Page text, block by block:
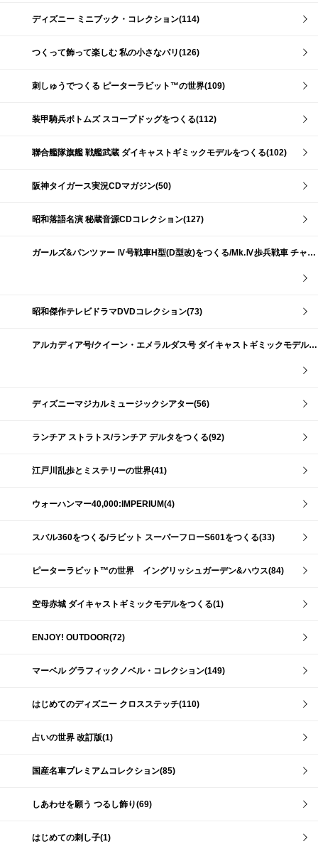
ディズニー ミニブック・コレクション(114)
つくって飾って楽しむ 私の小さなパリ(126)
刺しゅうでつくる ピーターラビット™の世界(109)
装甲騎兵ボトムズ スコープドッグをつくる(112)
聯合艦隊旗艦 戦艦武蔵 ダイキャストギミックモデルをつくる(102)
阪神タイガース実況CDマガジン(50)
昭和落語名演 秘蔵音源CDコレクション(127)
ガールズ&パンツァー Ⅳ号戦車H型(D型改)をつくる/Mk.Ⅳ歩兵戦車 チャーチルMk.Ⅶをつくる(191)
昭和傑作テレビドラマDVDコレクション(73)
アルカディア号/クイーン・エメラルダス号 ダイキャストギミックモデルをつくる(159)
ディズニーマジカルミュージックシアター(56)
ランチア ストラトス/ランチア デルタをつくる(92)
江戸川乱歩とミステリーの世界(41)
ウォーハンマー40,000:IMPERIUM(4)
スバル360をつくる/ラビット スーパーフローS601をつくる(33)
ピーターラビット™の世界 イングリッシュガーデン&ハウス(84)
空母赤城 ダイキャストギミックモデルをつくる(1)
ENJOY! OUTDOOR(72)
マーベル グラフィックノベル・コレクション(149)
はじめてのディズニー クロスステッチ(110)
占いの世界 改訂版(1)
国産名車プレミアムコレクション(85)
しあわせを願う つるし飾り(69)
はじめての刺し子(1)